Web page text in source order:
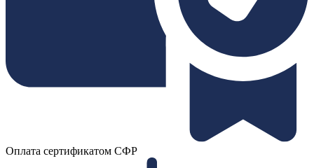
Оплата сертификатом СФР